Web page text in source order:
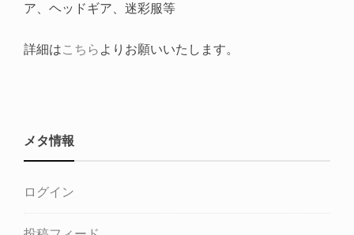
ア、ヘッドギア、迷彩服等
詳細はこちら よりお願いいたします。
メタ情報
ログイン